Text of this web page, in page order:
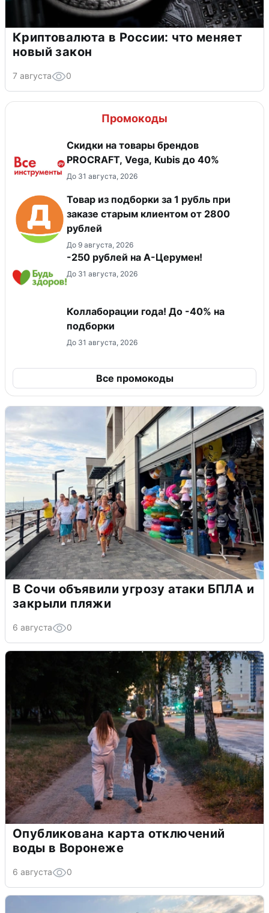
Криптовалюта в России: что меняет
новый закон
7 августа 0
Промокоды
Скидки на товары брендов
PROCRAFT, Vega, Kubis до 40%
До 31 августа, 2026
Товар из подборки за 1 рубль при
заказе старым клиентом от 2800
рублей
До 9 августа, 2026
-250 рублей на А-Церумен!
До 31 августа, 2026
Коллаборации года! До -40% на
подборки
До 31 августа, 2026
Все промокоды
В Сочи объявили угрозу атаки БПЛА и
закрыли пляжи
6 августа 0
Опубликована карта отключений
воды в Воронеже
6 августа 0